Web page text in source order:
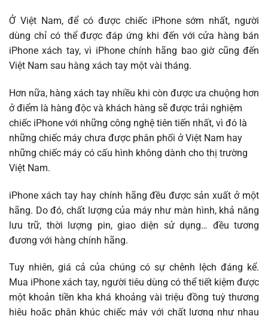
Ở Việt Nam, để có được chiếc iPhone sớm nhất, người
dùng chỉ có thể được đáp ứng khi đến với cửa hàng bán
iPhone xách tay, vì iPhone chính hãng bao giờ cũng đến
Việt Nam sau hàng xách tay một vài tháng.
Hơn nữa, hàng xách tay nhiều khi còn được ưa chuộng hơn
ở điểm là hàng độc và khách hàng sẽ được trải nghiệm
chiếc iPhone với những công nghệ tiên tiến nhất, vì đó là
những chiếc máy chưa được phân phối ở Việt Nam hay
những chiếc máy có cấu hình không dành cho thị trường
Việt Nam.
iPhone xách tay hay chính hãng đều được sản xuất ở một
hãng. Do đó, chất lượng của máy như màn hình, khả năng
lưu trữ, thời lượng pin, giao diện sử dụng… đều tương
đương với hàng chính hãng.
Tuy nhiên, giá cả của chúng có sự chênh lệch đáng kể.
Mua iPhone xách tay, người tiêu dùng có thể tiết kiệm được
một khoản tiền kha khá khoảng vài triệu đồng tuỳ thương
hiệu hoặc phân khúc chiếc máy với chất lượng như nhau